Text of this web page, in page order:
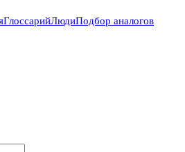
ГлоссарийЛюдиПодбор аналогов